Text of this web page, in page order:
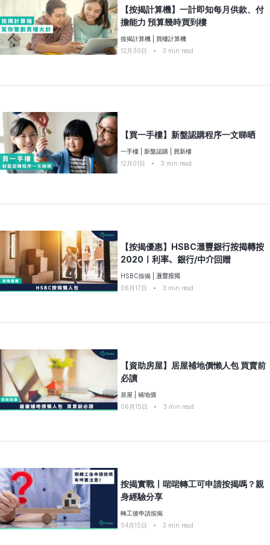
【按揭計算機】一計即知每月供款、付
擔能力 預算幾時買到樓
按揭計算機
買樓計算機
12月30日
• 3 min read
【買一手樓】新盤認購程序一文睇晒
一手樓 新盤認購
買新樓
12月01日
• 3 min read
【按揭優惠】HSBC𣾀豐銀行按揭轉按
2020〡利率、銀行/中介回贈
HSBC按揭
𣾀豐按揭
06月17日
• 3 min read
【資助房屋】居屋補地價懶人包 買賣前
必讀
居屋
補地價
06月15日
• 3 min read
按揭實戰〡啱啱轉工可申請按揭嗎？親
身經驗分享
轉工後申請按揭
04月15日
• 3 min read